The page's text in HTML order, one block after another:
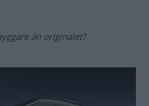
än originalet?